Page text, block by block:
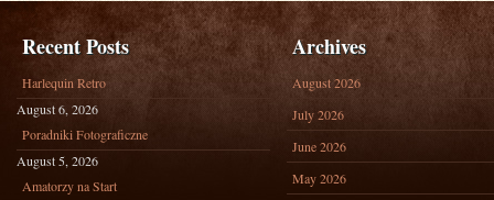
Recent Posts
Harlequin Retro
August 6, 2026
Poradniki Fotograficzne
August 5, 2026
Amatorzy na Start
Archives
August 2026
July 2026
June 2026
May 2026